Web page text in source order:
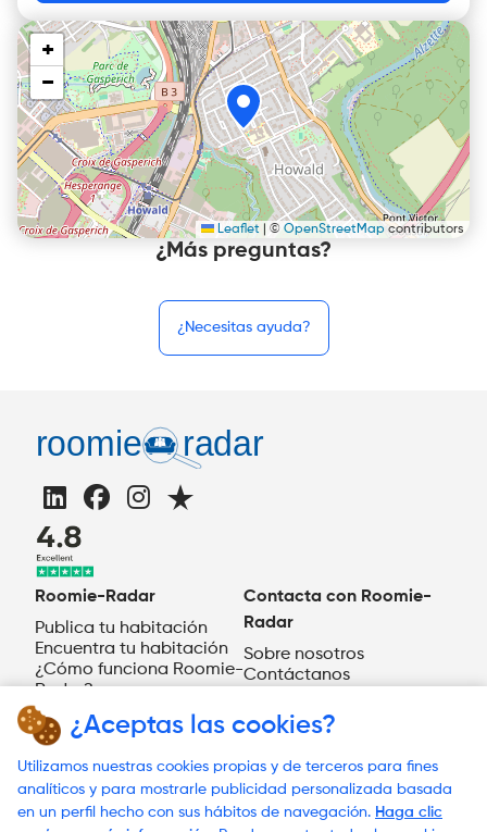
¿Aceptas las cookies?
Utilizamos nuestras cookies propias y de terceros para fines
analíticos y para mostrarle publicidad personalizada basada
en un perfil hecho con sus hábitos de navegación. Haga clic
+
−
Leaflet © OpenStreetMap contributors
¿Más preguntas?
¿Necesitas ayuda?
Roomie-Radar
Publica tu habitación
Encuentra tu habitación
¿Cómo funciona Roomie-
Radar?
Contacta con Roomie-
Radar
Sobre nosotros
Contáctanos